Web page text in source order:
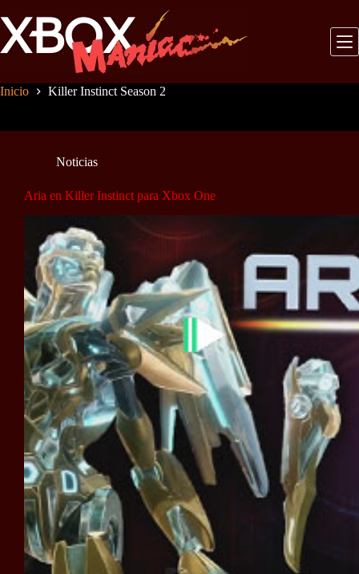
al
contenido
Inicio Killer Instinct Season 2
Noticias
Aria en Killer Instinct para Xbox One